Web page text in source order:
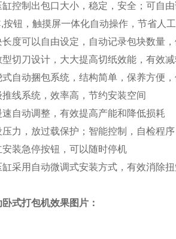
控制出包口大小，稳定，安全；可自
钮，触摸屏一体化自动操作，节省人工
度可以自由设定，自动记录包块数量
切刀设计，大大提高切纸效能，有效
自动捆包系统，结构简单，保养方便
线系统，效率高，节约安装空间
自动调整，有效提高产能和降低损耗
力，放过载保护；智能控制，自检程序
装急停按钮，可以随时停机
采用自动微调式安装方式，有效消除
式打包机效果图片：